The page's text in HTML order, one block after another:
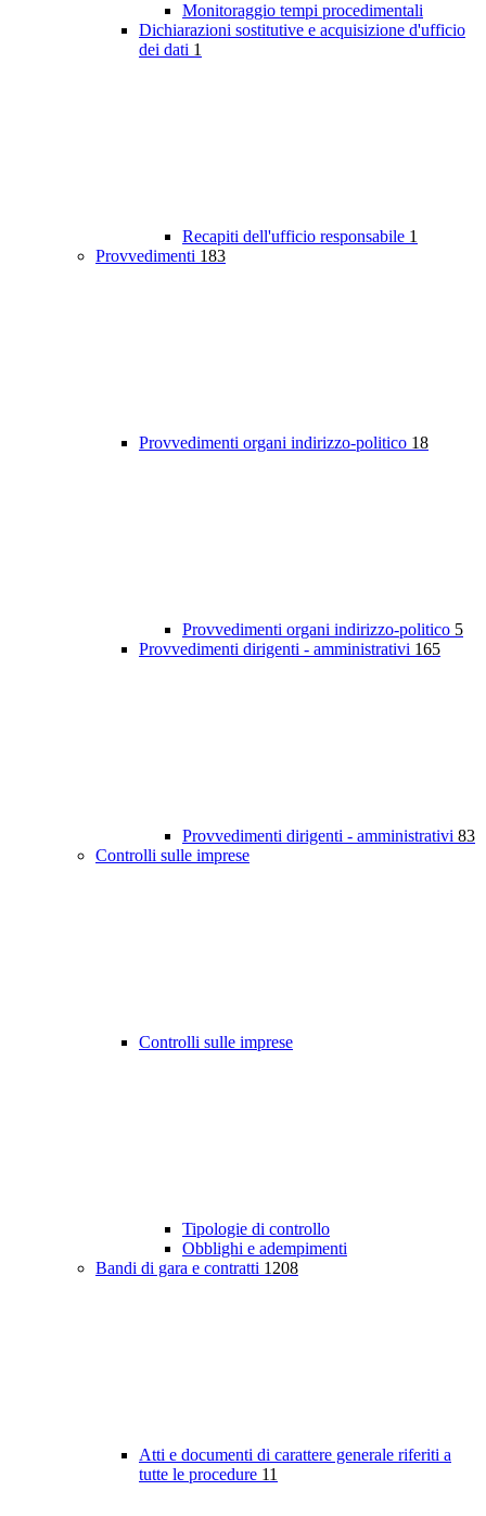
Monitoraggio tempi procedimentali
Dichiarazioni sostitutive e acquisizione d'ufficio
dei dati 1
Recapiti dell'ufficio responsabile 1
Provvedimenti 183
Provvedimenti organi indirizzo-politico 18
Provvedimenti organi indirizzo-politico 5
Provvedimenti dirigenti - amministrativi 165
Provvedimenti dirigenti - amministrativi 83
Controlli sulle imprese
Controlli sulle imprese
Tipologie di controllo
Obblighi e adempimenti
Bandi di gara e contratti 1208
Atti e documenti di carattere generale riferiti a
tutte le procedure 11